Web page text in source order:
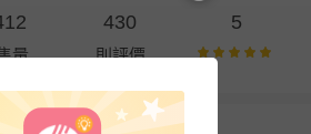
量
430
則評價
5